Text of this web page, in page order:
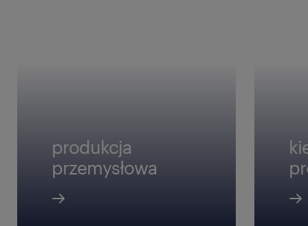
produkcja
przemysłowa